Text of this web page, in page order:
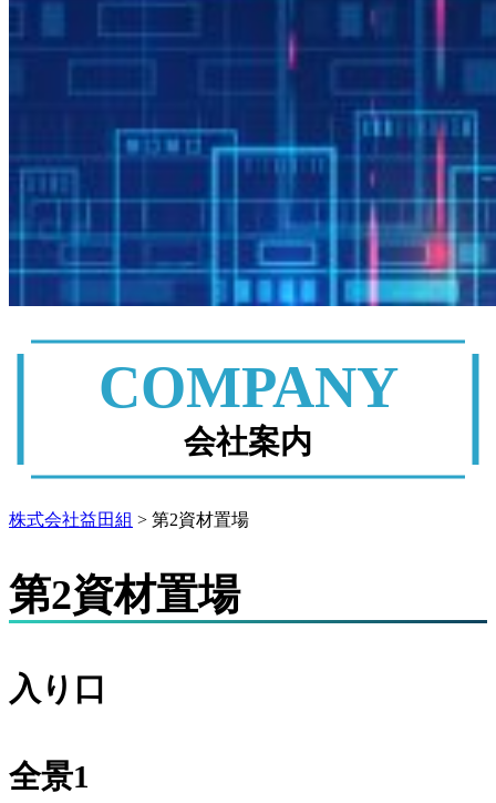
COMPANY
会社案内
株式会社益田組 > 第2資材置場
第2資材置場
入り口
全景1